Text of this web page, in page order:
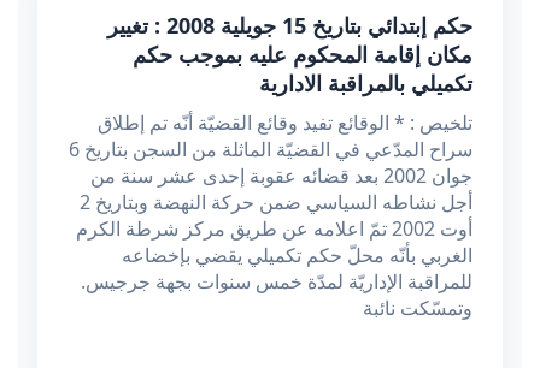
حكم إبتدائي بتاريخ 15 جويلية 2008 : تغيير
مكان إقامة المحكوم عليه بموجب حكم
تكميلي بالمراقبة الادارية
تلخيص : * الوقائع تفيد وقائع القضيّة أنّه تم إطلاق
سراح المدّعي في القضيّة الماثلة من السجن بتاريخ 6
جوان 2002 بعد قضائه عقوبة إحدى عشر سنة من
أجل نشاطه السياسي ضمن حركة النهضة وبتاريخ 2
أوت 2002 تمّ اعلامه عن طريق مركز شرطة الكرم
الغربي بأنّه محلّ حكم تكميلي يقضي بإخضاعه
للمراقبة الإداريّة لمدّة خمس سنوات بجهة جرجيس.
وتمسّكت نائبة